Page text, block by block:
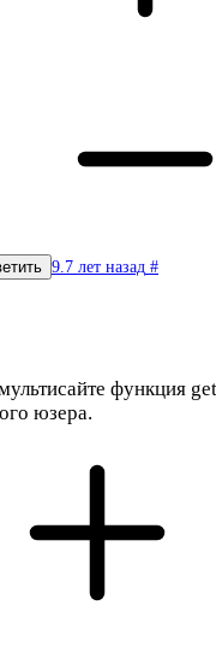
9.7 лет назад #
функция
юзера.